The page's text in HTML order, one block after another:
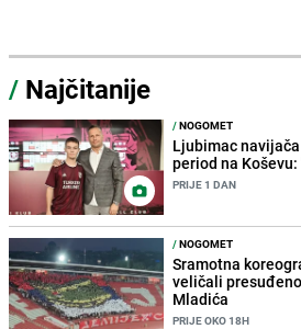
/ Najčitanije
/NOGOMET
Ljubimac
period na
PRIJE 1 DAN
/NOGOMET
Sramotna
veličali
Mladića
PRIJE OKO 18H